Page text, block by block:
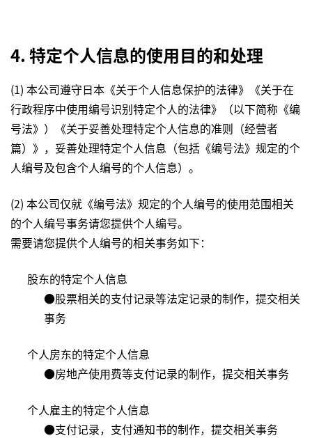
4. 特定个人信息的使用目的和处理
(1) 本公司遵守日本《关于个人信息保护的法律》《关于在
行政程序中使用编号识别特定个人的法律》（以下简称《编
号法》）《关于妥善处理特定个人信息的准则（经营者
篇）》，妥善处理特定个人信息（包括《编号法》规定的个
人编号及包含个人编号的个人信息）。
(2) 本公司仅就《编号法》规定的个人编号的使用范围相关
的个人编号事务请您提供个人编号。
需要请您提供个人编号的相关事务如下：
股东的特定个人信息
●股票相关的支付记录等法定记录的制作，提交相关
事务
个人房东的特定个人信息
●房地产使用费等支付记录的制作，提交相关事务
个人雇主的特定个人信息
●支付记录，支付通知书的制作，提交相关事务